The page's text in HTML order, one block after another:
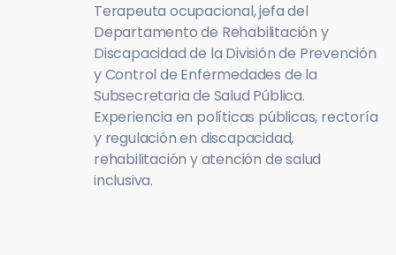
Terapeuta ocupacional, jefa del
Departamento de Rehabilitación y
Discapacidad de la División de Prevención
y Control de Enfermedades de la
Subsecretaria de Salud Pública.
Experiencia en políticas públicas, rectoría
y regulación en discapacidad,
rehabilitación y atención de salud
inclusiva.